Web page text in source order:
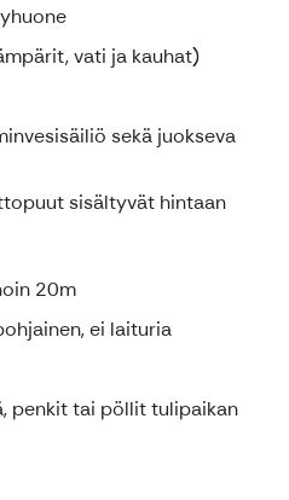
vati ja kauhat)
sekä juokseva
sisältyvät hintaan
20m
ei laituria
penkit tai pöllit tulipaikan